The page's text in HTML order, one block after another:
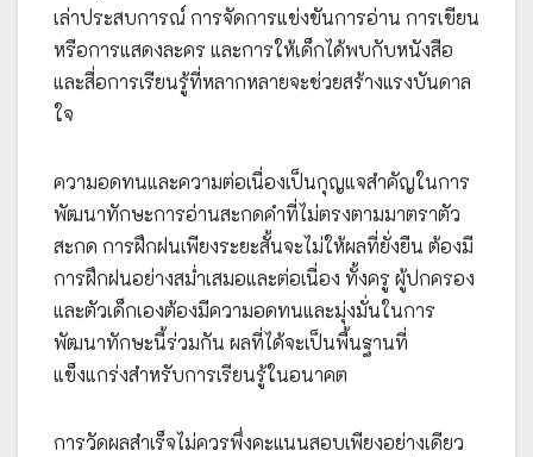
เล่าประสบการณ์ การจัดการแข่งขันการอ่าน การเขียน
หรือการแสดงละคร และการให้เด็กได้พบกับหนังสือ
และสื่อการเรียนรู้ที่หลากหลายจะช่วยสร้างแรงบันดาล
ใจ
ความอดทนและความต่อเนื่องเป็นกุญแจสำคัญในการ
พัฒนาทักษะการอ่านสะกดคำที่ไม่ตรงตามมาตราตัว
สะกด การฝึกฝนเพียงระยะสั้นจะไม่ให้ผลที่ยั่งยืน ต้องมี
การฝึกฝนอย่างสม่ำเสมอและต่อเนื่อง ทั้งครู ผู้ปกครอง
และตัวเด็กเองต้องมีความอดทนและมุ่งมั่นในการ
พัฒนาทักษะนี้ร่วมกัน ผลที่ได้จะเป็นพื้นฐานที่
แข็งแกร่งสำหรับการเรียนรู้ในอนาคต
การวัดผลสำเร็จไม่ควรพึ่งคะแนนสอบเพียงอย่างเดียว